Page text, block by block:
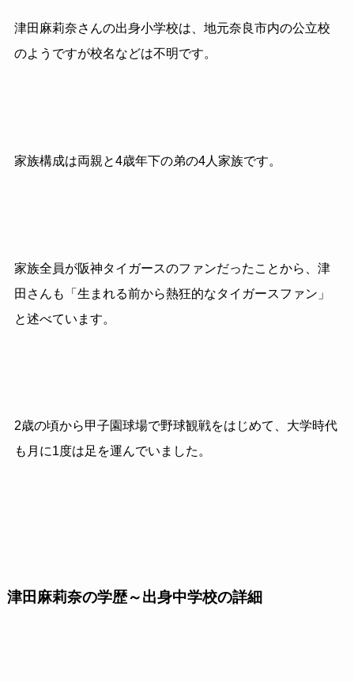
津田麻莉奈さんの出身小学校は、地元奈良市内の公立校
のようですが校名などは不明です。
家族構成は両親と4歳年下の弟の4人家族です。
家族全員が阪神タイガースのファンだったことから、津
田さんも「生まれる前から熱狂的なタイガースファン」
と述べています。
2歳の頃から甲子園球場で野球観戦をはじめて、大学時代
も月に1度は足を運んでいました。
津田麻莉奈の学歴～出身中学校の詳細